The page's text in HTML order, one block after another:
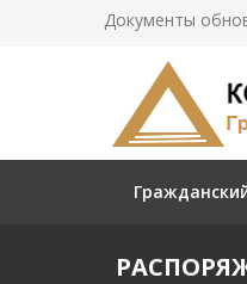
Документы